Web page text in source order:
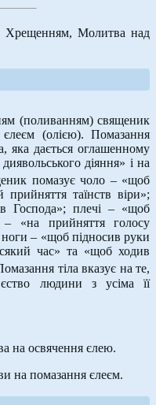
Хрещенням, Молитва над
(поливанням) священик
(олією). Помазання
яка дається оглашенному
діяння» і на
помазує чоло – «щоб
таїнств віри»;
Господа»; плечі – «щоб
«на прийняття голосу
– «щоб підносив руки
час» та «щоб ходив
тіла вказує на те,
людини з усіма її
на освячення єлею.
на помазання єлеєм.